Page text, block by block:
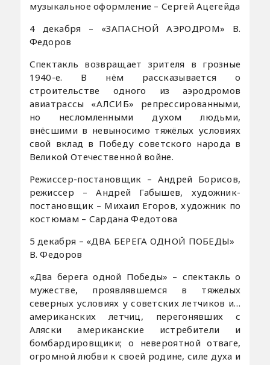
музыкальное оформление – Сергей Ацегейда
4 декабря – «ЗАПАСНОЙ АЭРОДРОМ» В.
Федоров
Спектакль возвращает зрителя в грозные
1940-е. В нём рассказывается о
строительстве одного из аэродромов
авиатрассы «АЛСИБ» репрессированными,
но несломленными духом людьми,
внёсшими в невыносимо тяжёлых условиях
свой вклад в Победу советского народа в
Великой Отечественной войне.
Режиссер-постановщик – Андрей Борисов,
режиссер – Андрей Габышев, художник-
постановщик – Михаил Егоров, художник по
костюмам – Сардана Федотова
5 декабря – «ДВА БЕРЕГА ОДНОЙ ПОБЕДЫ»
В. Федоров
«Два берега одной Победы» – спектакль о
мужестве, проявлявшемся в тяжелых
северных условиях у советских летчиков и…
американских летчиц, перегонявших с
Аляски американские истребители и
бомбардировщики; о невероятной отваге,
огромной любви к своей родине, силе духа и